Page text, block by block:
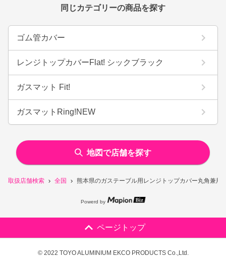
取扱店舗検索 全国 熊本県のガステーブル用レンジトップカバー丸角兼用
同じカテゴリーの商品を探す
ゴム管カバー
レンジトップカバーFlat! シックブラック
ガスマット Fit!
ガスマットRing!NEW
地図で店舗を探す
Powerd by
ページトップ
© 2022 TOYO ALUMINIUM EKCO PRODUCTS Co.,Ltd.